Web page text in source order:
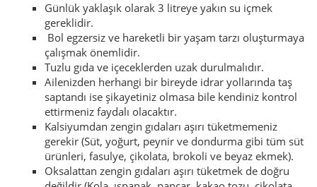
Günlük yaklaşık olarak 3 litreye yakın su içmek
gereklidir.
Bol egzersiz ve hareketli bir yaşam tarzı oluşturmaya
çalışmak önemlidir.
Tuzlu gıda ve içeceklerden uzak durulmalıdır.
Ailenizden herhangi bir bireyde idrar yollarında taş
saptandı ise şikayetiniz olmasa bile kendiniz kontrol
ettirmeniz faydalı olacaktır.
Kalsiyumdan zengin gıdaları aşırı tüketmemeniz
gerekir (Süt, yoğurt, peynir ve dondurma gibi tüm süt
ürünleri, fasulye, çikolata, brokoli ve beyaz ekmek).
Oksalattan zengin gıdaları aşırı tüketmek de doğru